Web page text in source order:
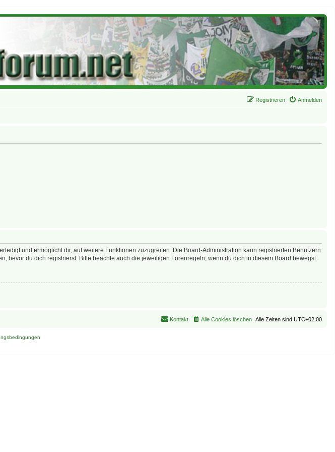
Anmelden
Registrieren
und ermöglicht dir, auf weitere Funktionen zuzugreifen. Die Board-Administration kann registrierten Benutzern
du dich registrierst. Bitte beachte auch die jeweiligen Forenregeln, wenn du dich in diesem Board bewegst.
Alle Zeiten sind UTC+02:00
Alle Cookies löschen
Kontakt